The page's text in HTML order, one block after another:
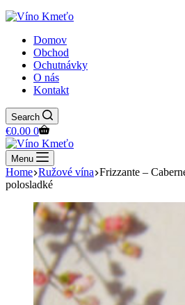
Domov
Obchod
Ochutnávky
O nás
Kontakt
Search
Shopping
cart
€0.00 0
Menu
Home Ružové vína Frizzante –
polosladké